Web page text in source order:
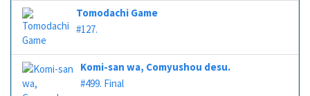
Tomodachi Game
#127.
Komi-san wa, Comyushou desu.
#499. Final